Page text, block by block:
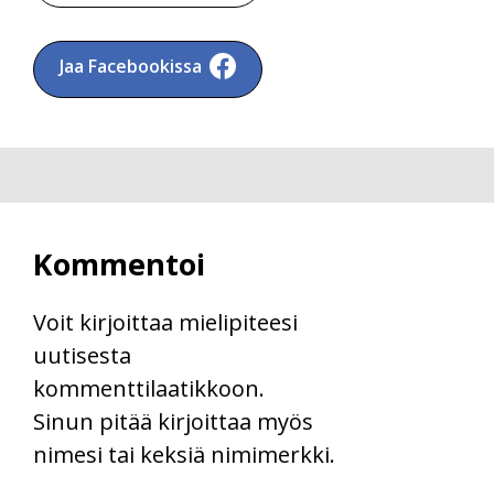
Jaa Facebookissa
Kommentoi
Voit kirjoittaa mielipiteesi
uutisesta
kommenttilaatikkoon.
Sinun pitää kirjoittaa myös
nimesi tai keksiä nimimerkki.